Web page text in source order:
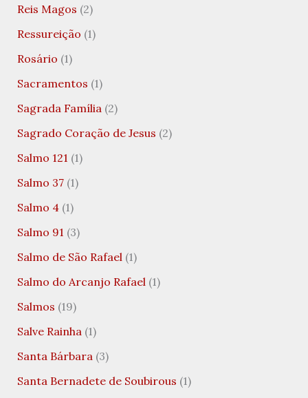
Reis Magos (2)
Ressureição (1)
Rosário (1)
Sacramentos (1)
Sagrada Família(2)
Sagrado Coração de Jesus (2)
Salmo 121 (1)
Salmo 37(1)
Salmo 4(1)
Salmo 91 (3)
Salmo de São Rafael(1)
Salmo do Arcanjo Rafael(1)
Salmos (19)
Salve Rainha(1)
Santa Bárbara(3)
Santa Bernadete de Soubirous (1)